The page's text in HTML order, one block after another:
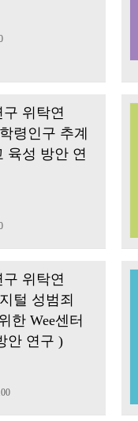
위탁연
령인구 추계
육성 방안 연
위탁연
털 성범죄
한 Wee센터
안 연구 )